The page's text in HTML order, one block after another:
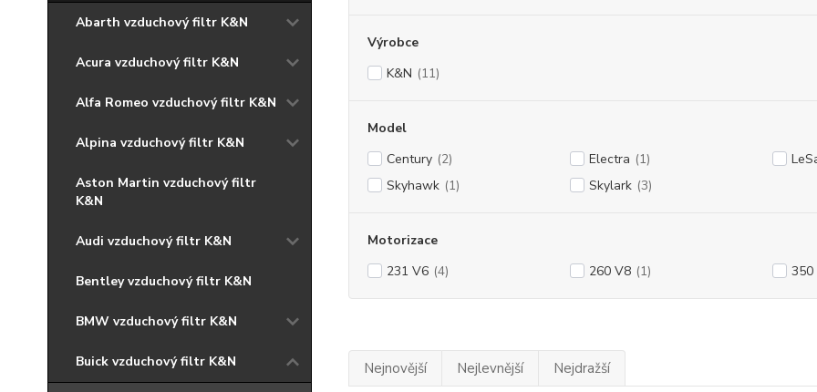
Abarth vzduchový filtr K&N
Acura vzduchový filtr K&N
Alfa Romeo vzduchový filtr K&N
Alpina vzduchový filtr K&N
Aston Martin vzduchový filtr
K&N
Audi vzduchový filtr K&N
Bentley vzduchový filtr K&N
BMW vzduchový filtr K&N
Buick vzduchový filtr K&N
Výrobce
K&N (11)
Model
Century (2) Electra (1)
Skyhawk (1) Skylark (3)
Motorizace
231 V6 (4) 260 V8 (1) 350
Nejnovější Nejlevnější Nejdražší